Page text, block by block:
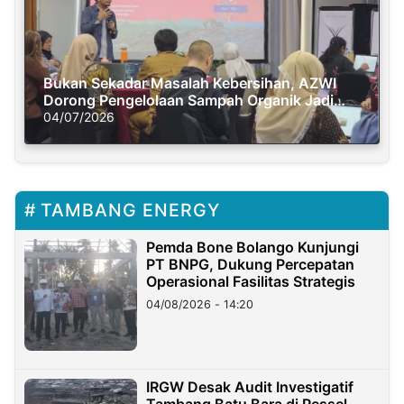
Bukan Sekadar Masalah Kebersihan, AZWI
Dorong Pengelolaan Sampah Organik Jadi
Solusi Krisis Iklim
04/07/2026
TAMBANG ENERGY
Pemda Bone Bolango Kunjungi
PT BNPG, Dukung Percepatan
Operasional Fasilitas Strategis
04/08/2026 - 14:20
IRGW Desak Audit Investigatif